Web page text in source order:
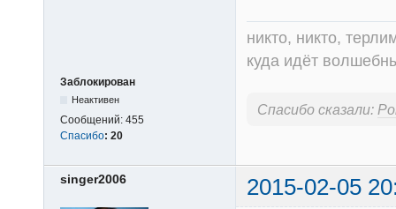
Заблокирован
Неактивен
Сообщений: 455
Спасибо: 20
никто, никто,
куда идёт
Спасибо сказали:
singer2006 2015-02-05